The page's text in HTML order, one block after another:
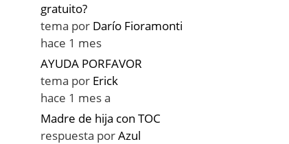
gratuito?
tema por Darío Fioramonti
hace 1 mes
AYUDA PORFAVOR
tema por Erick
hace 1 mes a
Madre de hija con TOC
respuesta porAzul